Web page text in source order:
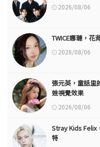
2026/08/06
TWICE娜璉，
2026/08/06
張元英，童話
娃視覺效果
2026/08/06
Stray Kids
特